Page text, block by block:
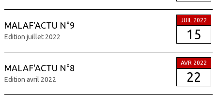
MALAF'ACTU N°9
Edition juillet 2022
JUIL 2022
15
MALAF'ACTU N°8
Edition avril 2022
AVR 2022
22